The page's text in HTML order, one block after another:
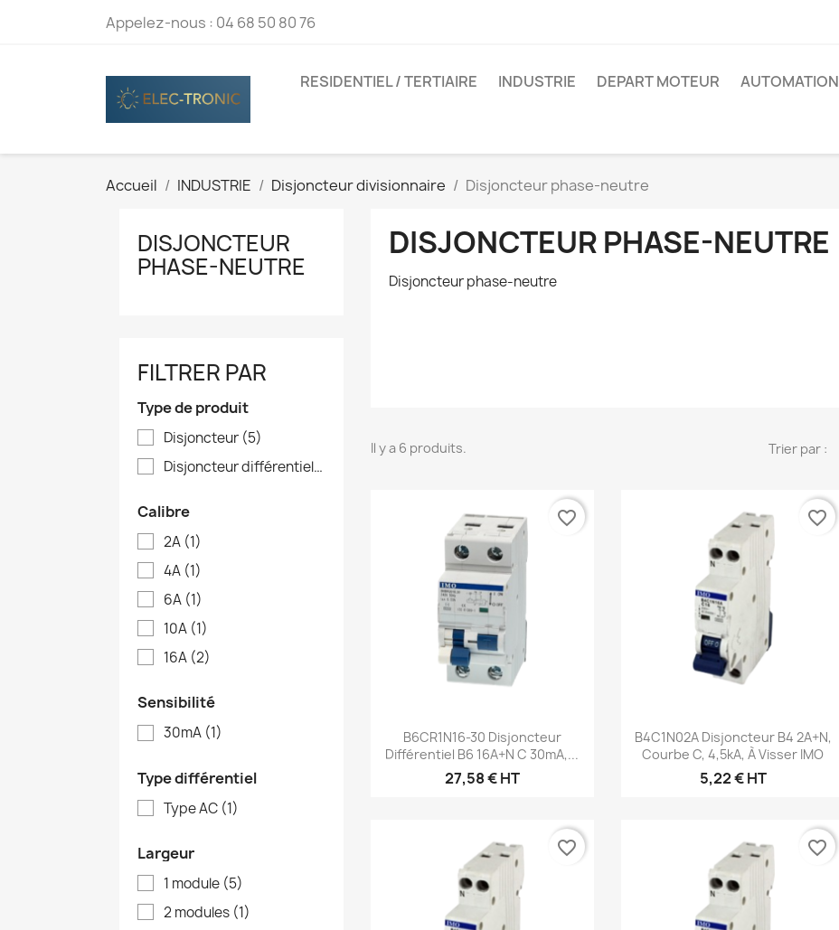
Appelez-nous : 04 68 50 80 76
RESIDENTIEL / TERTIAIRE INDUSTRIE DEPART MOTEUR AUTOMATION
Accueil INDUSTRIE Disjoncteur divisionnaire Disjoncteur phase-neutre
DISJONCTEUR
PHASE-NEUTRE
FILTRER PAR
Type de produit
Disjoncteur (5)
Disjoncteur différentiel(1)
Calibre
2A (1)
4A (1)
6A (1)
10A (1)
16A (2)
Sensibilité
30mA (1)
Type différentiel
Type AC (1)
Largeur
1 module (5)
2 modules (1)
DISJONCTEUR PHASE-NEUTRE
Disjoncteur phase-neutre
Il y a 6 produits. Trier par :
Aperçu rapide
B6CR1N16-30 Disjoncteur
Différentiel B6 16A+N C 30mA,...
27,58 € HT
favorite_border
Aperçu rapide
B4C1N02A Disjoncteur B4 2A+N,
Courbe C, 4,5kA, À Visser IMO
5,22 € HT
favorite_border
favorite_border favorite_border